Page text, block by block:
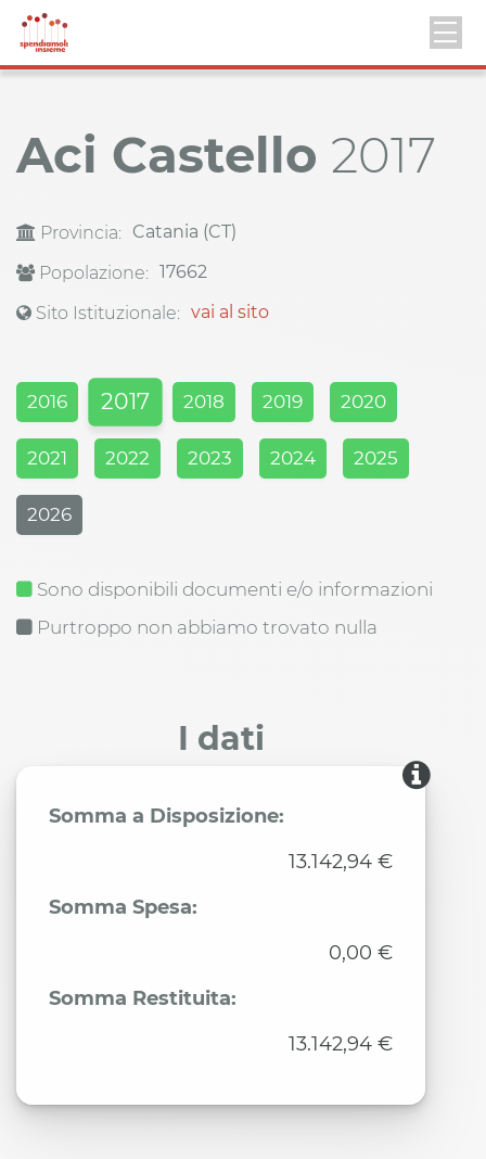
Aci Castello 2017
Provincia:
Catania (CT)
Popolazione: 17662
Sito Istituzionale: vai al sito
2016 2017 2018 2019 2020
2021 2022 2023 2024 2025
2026
Sono disponibili documenti e/o informazioni
Purtroppo non abbiamo trovato nulla
I dati
Somma a Disposizione:
13.142,94 €
Somma Spesa:
0,00 €
Somma Restituita:
13.142,94 €